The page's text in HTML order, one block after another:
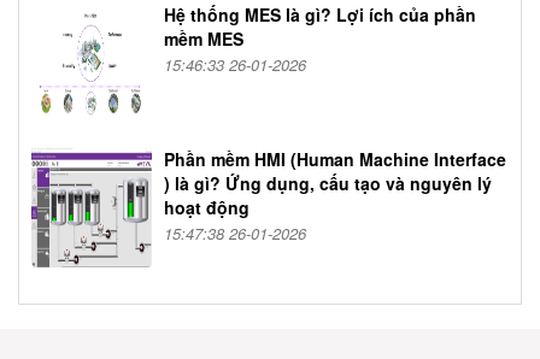
Hệ thống MES là gì? Lợi ích của phần
mềm MES
15:46:33 26-01-2026
Phần mềm HMI (Human Machine Interface
) là gì? Ứng dụng, cấu tạo và nguyên lý
hoạt động
15:47:38 26-01-2026